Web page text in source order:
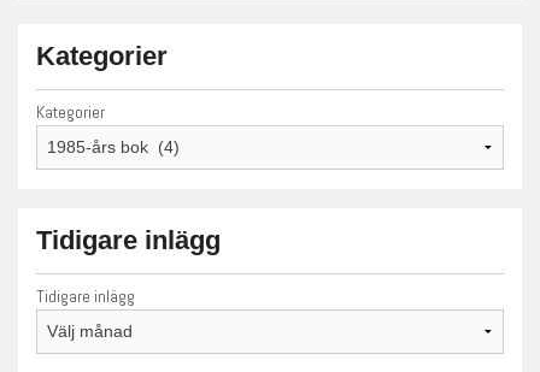
Kategorier
Kategorier
Tidigare inlägg
Tidigare inlägg